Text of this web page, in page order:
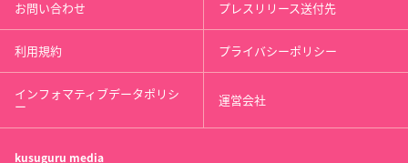
お問い合わせ プレスリリース送付先
利用規約 プライバシーポリシー
インフォマティブデータポリシ
ー 運営会社
kusuguru media